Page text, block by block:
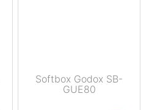
Softbox Godox SB-
GUE80